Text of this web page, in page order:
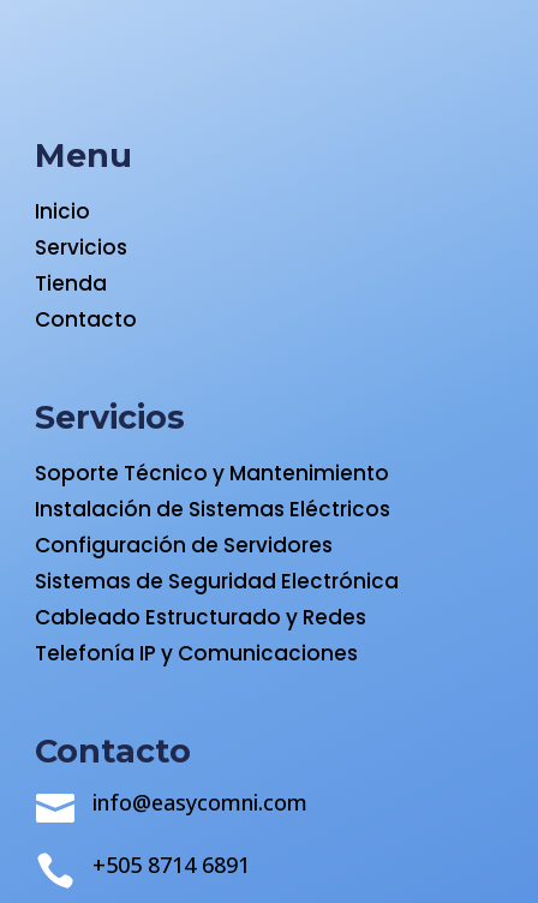
Menu
Inicio
Servicios
Tienda
Contacto
Servicios
Soporte Técnico y Mantenimiento
Instalación de Sistemas Eléctricos
Configuración de Servidores
Sistemas de Seguridad Electrónica
Cableado Estructurado y Redes
Telefonía IP y Comunicaciones
Contacto
 info@easycomni.com
 +505 8714 6891